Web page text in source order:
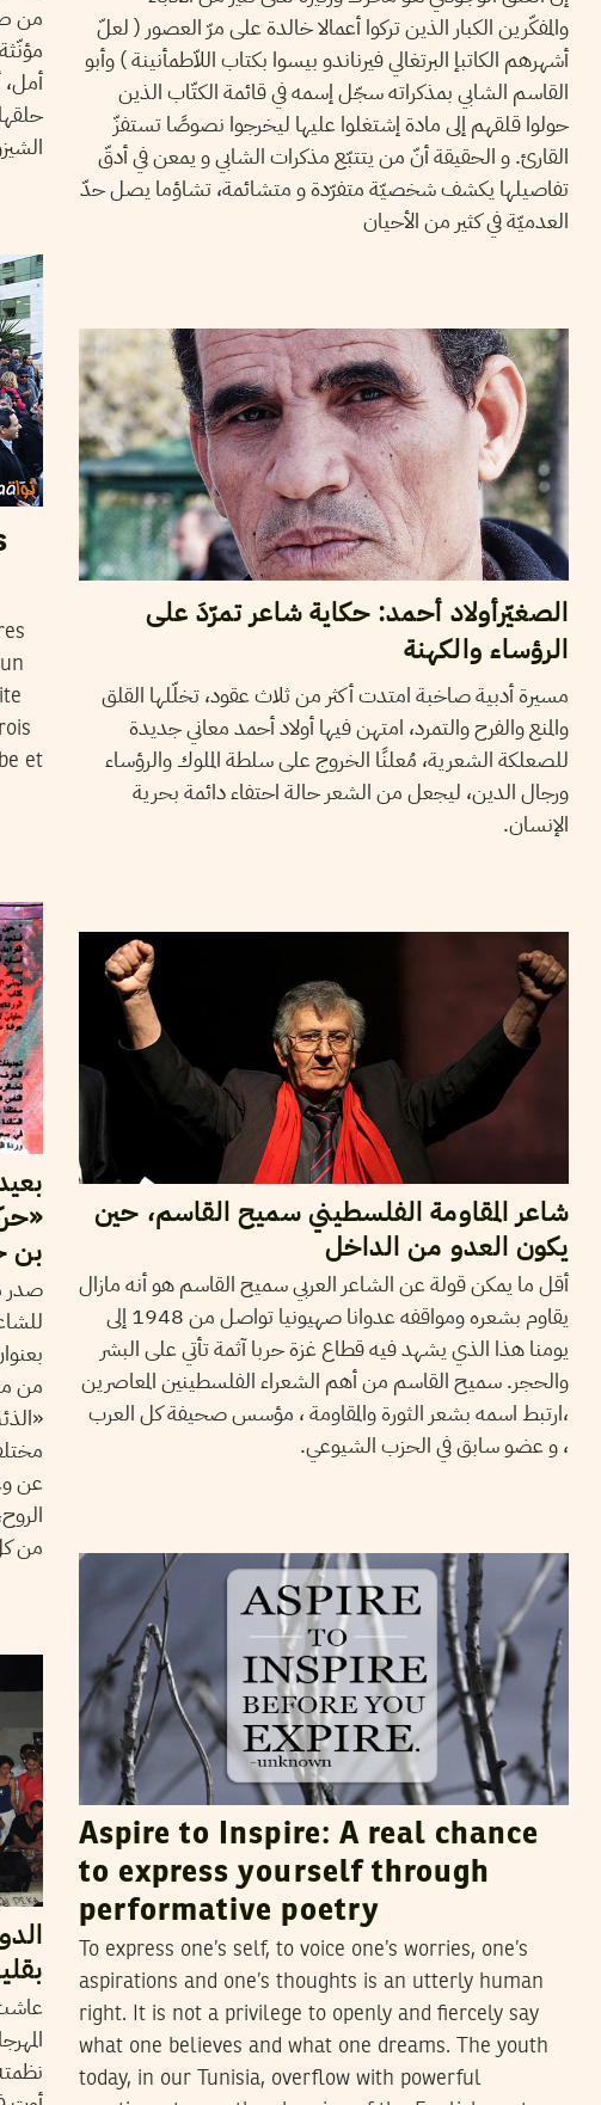
من
والمفكّرين الكبار الذين تركوا أعمالا خالدة على مرّ العصور ( لعلّ
أشهرهم الكاتبإ البرتغالي فيرناندو بيسوا بكتاب اللاّطمأنينة ) وأبو
القاسم الشابي بمذكراته سجّل إسمه في قائمة الكتّاب الذين
حولوا قلقهم إلى مادة إشتغلوا عليها ليخرجوا نصوصًا تستفزّ
القارئ. و الحقيقة أنّ من يتتبّع مذكرات الشابي و يمعن في أدقّ
تفاصيلها يكشف شخصيّة متفرّدة و متشائمة، تشاؤما يصل حدّ
العدميّة في كثير من الأحيان
et
الصغيّرأولاد أحمد: حكاية شاعر تمرّدَ على
الرؤساء والكهنة
مسيرة أدبية صاخبة امتدت أكثر من ثلاث عقود، تخلّلها القلق
والمنع والفرح والتمرد، امتهن فيها أولاد أحمد معاني جديدة
للصعلكة الشعرية، مُعلنًا الخروج على سلطة الملوك والرؤساء
ورجال الدين، ليجعل من الشعر حالة احتفاء دائمة بحرية
الإنسان.
بن
صدر
من
عن
من
شاعر المقاومة الفلسطيني سميح القاسم، حين
يكون العدو من الداخل
أقل ما يمكن قولة عن الشاعر العربي سميح القاسم هو أنه مازال
يقاوم بشعره ومواقفه عدوانا صهيونيا تواصل من 1948 إلى
يومنا هذا الذي يشهد فيه قطاع غزة حربا آثمة تأتي على البشر
والحجر. سميح القاسم من أهم الشعراء الفلسطينين المعاصرين
،ارتبط اسمه بشعر الثورة والمقاومة ، مؤسس صحيفة كل العرب
، و عضو سابق في الحزب الشيوعي.
Aspire to Inspire: A real chance
to express yourself through
performative poetry
To express one’s self, to voice one’s worries, one’s
aspirations and one’s thoughts is an utterly human
right. It is not a privilege to openly and fiercely say
what one believes and what one dreams. The youth
today, in our Tunisia, overflow with powerful